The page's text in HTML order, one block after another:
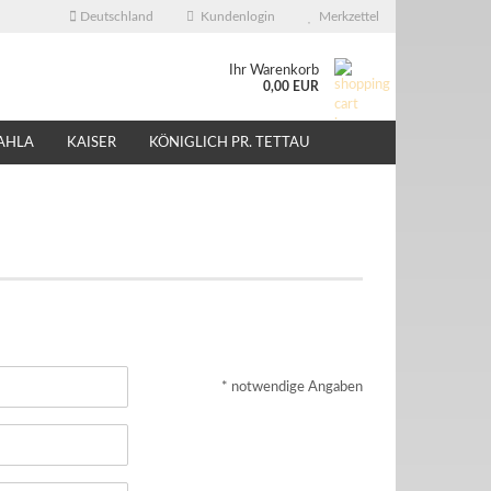
Deutschland Kundenlogin Merkzettel
Ihr Warenkorb
0,00 EUR
KAISER KÖNIGLICH PR. TETTAU
* notwendige Angaben